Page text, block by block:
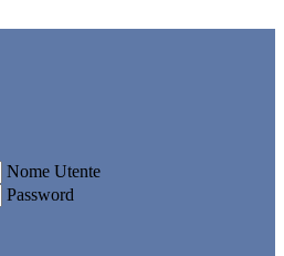
Nome Utente
Password